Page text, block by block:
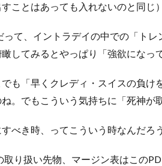
ことはあっても入れないのと同じ）
って、イントラデイの中での「ト
してみるとやっぱり「強欲になっ
も「早くクレディ・スイスの負け
。でもこういう気持ちに「死神が
べき時、ってこういう時なんだろ
取り扱い先物、マージン表はこの